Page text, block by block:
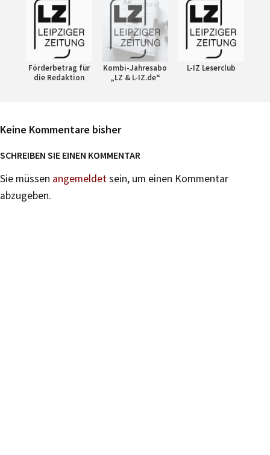
Förderbetrag für
die Redaktion
Kombi-Jahresabo
„LZ & L-IZ.de“
L-IZ Leserclub
Keine Kommentare bisher
SCHREIBEN SIE EINEN KOMMENTAR
Sie müssen angemeldetsein, um einen Kommentar
abzugeben.